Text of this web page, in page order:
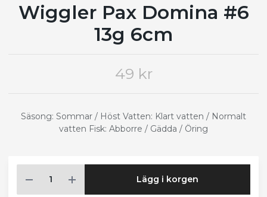
Wiggler Pax Domina #6
13g 6cm
49 kr
Säsong: Sommar / Höst Vatten: Klart vatten / Normalt
vatten Fisk: Abborre / Gädda / Öring
Lägg i korgen